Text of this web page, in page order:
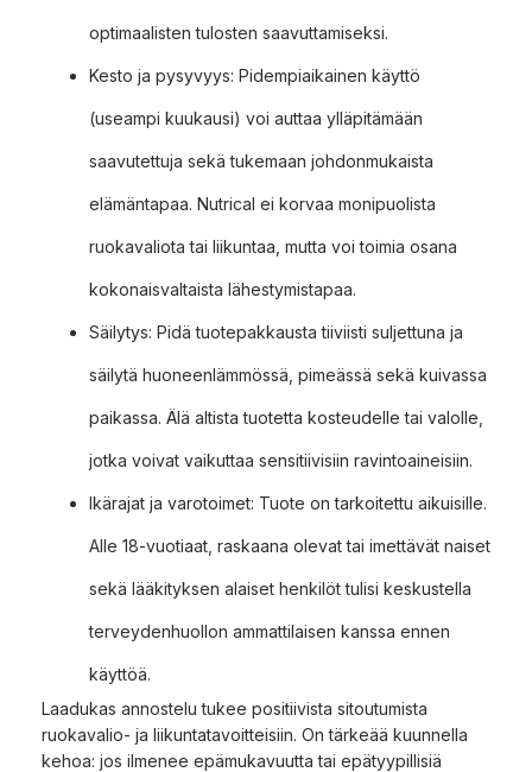
optimaalisten tulosten saavuttamiseksi.
Kesto ja pysyvyys: Pidempiaikainen käyttö
(useampi kuukausi) voi auttaa ylläpitämään
saavutettuja sekä tukemaan johdonmukaista
elämäntapaa. Nutrical ei korvaa monipuolista
ruokavaliota tai liikuntaa, mutta voi toimia osana
kokonaisvaltaista lähestymistapaa.
Säilytys: Pidä tuotepakkausta tiiviisti suljettuna ja
säilytä huoneenlämmössä, pimeässä sekä kuivassa
paikassa. Älä altista tuotetta kosteudelle tai valolle,
jotka voivat vaikuttaa sensitiivisiin ravintoaineisiin.
Ikärajat ja varotoimet: Tuote on tarkoitettu aikuisille.
Alle 18-vuotiaat, raskaana olevat tai imettävät naiset
sekä lääkityksen alaiset henkilöt tulisi keskustella
terveydenhuollon ammattilaisen kanssa ennen
käyttöä.
Laadukas annostelu tukee positiivista sitoutumista
ruokavalio- ja liikuntatavoitteisiin. On tärkeää kuunnella
kehoa: jos ilmenee epämukavuutta tai epätyypillisiä